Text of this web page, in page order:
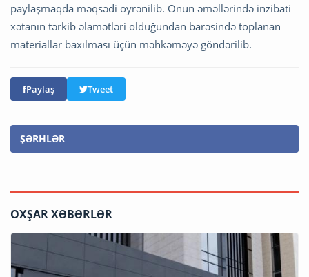
paylaşmaqda məqsədi öyrənilib. Onun əməllərində inzibati
xətanın tərkib əlamətləri olduğundan barəsində toplanan
materiallar baxılması üçün məhkəməyə göndərilib.
Paylaş Tweet
ŞƏRHLƏR
OXŞAR XƏBƏRLƏR